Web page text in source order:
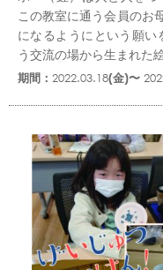
この教室に通う会員のお
になるようにという願
う交流の場から生まれた
期間： 2022.03.18(金)〜